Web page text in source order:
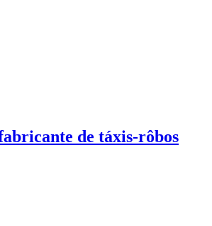
de táxis-rôbos